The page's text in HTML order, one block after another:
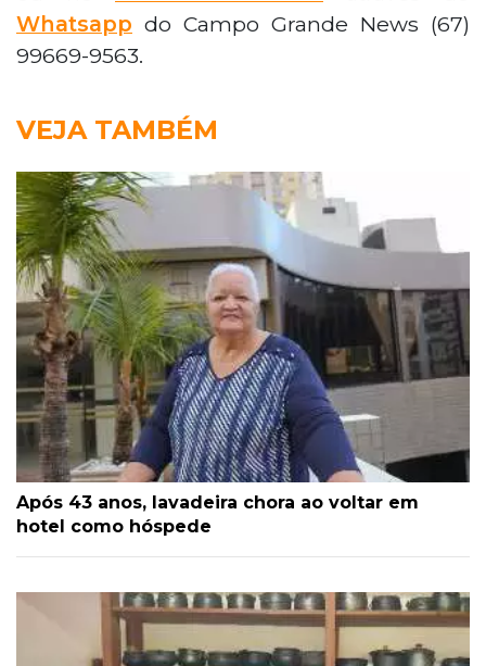
Whatsapp do Campo Grande News (67)
99669-9563.
VEJA TAMBÉM
Após 43 anos, lavadeira chora ao voltar em
hotel como hóspede